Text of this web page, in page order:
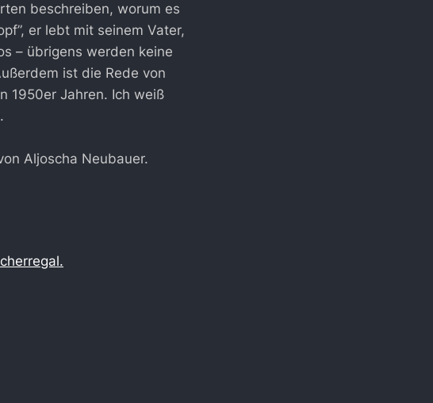
beschreiben, worum es
er lebt mit seinem Vater,
– übrigens werden keine
ist die Rede von
1950er Jahren. Ich weiß
Aljoscha Neubauer.